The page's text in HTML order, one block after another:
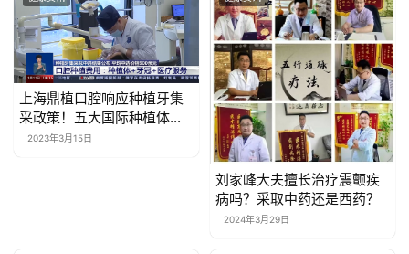
上海鼎植口腔响应种植牙集
采政策！五大国际种植体品
牌送福利！
2023年3月15日
刘家峰大夫擅长治疗震颤疾
病吗？采取中药还是西药？
2024年3月29日